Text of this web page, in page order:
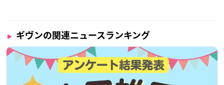
ギヴンの関連ニュースランキング